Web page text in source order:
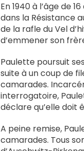
En 1940 à l’âge de
dans la Résistance
de la rafle du Vel
d’emmener son
Paulette poursuit
suite à un coup de
camarades.
interrogatoire,
déclare qu’elle doit
A peine remise,
camarades. Tous